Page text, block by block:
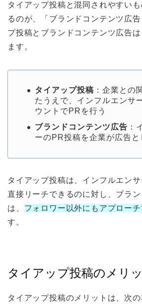
タイアップ投稿と混同されやすい
るのが、「ブランドコンテンツ広
プ投稿とブランドコンテンツ広告
ます。
タイアップ投稿 ：企業との
たうえで、インフルエンサ
ウントでPRを行う
ブランドコンテンツ広告 ：
ーのPR投稿を企業が広告と
タイアップ投稿は、インフルエン
直接リーチできるのに対し、ブラ
は、 フォロワー以外にもアプロー
す。
タイアップ投稿のメリ
タイアップ投稿のメリットは、次の